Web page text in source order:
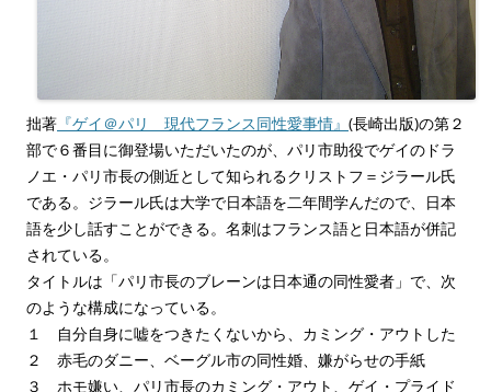
拙著 『ゲイ＠パリ 現代フランス同性愛事情』 (長崎出版)の第２
部で６番目に御登場いただいたのが、パリ市助役でゲイのドラ
ノエ・パリ市長の側近として知られるクリストフ＝ジラール氏
である。ジラール氏は大学で日本語を二年間学んだので、日本
語を少し話すことができる。名刺はフランス語と日本語が併記
されている。
タイトルは「パリ市長のブレーンは日本通の同性愛者」で、次
のような構成になっている。
１ 自分自身に嘘をつきたくないから、カミング・アウトした
２ 赤毛のダニー、ベーグル市の同性婚、嫌がらせの手紙
３ ホモ嫌い、パリ市長のカミング・アウト、ゲイ・プライド